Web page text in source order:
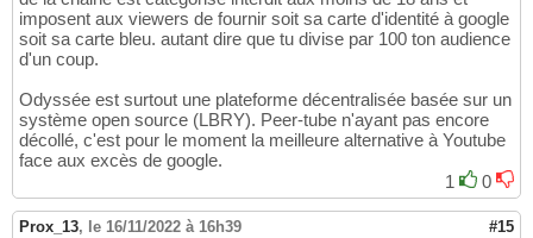
imposent aux viewers de fournir soit sa carte d'identité à google
soit sa carte bleu. autant dire que tu divise par 100 ton audience
d'un coup.
Odyssée est surtout une plateforme décentralisée basée sur un
système open source (LBRY). Peer-tube n'ayant pas encore
décollé, c'est pour le moment la meilleure alternative à Youtube
face aux excès de google.
1
0
Prox_13, le 16/11/2022 à 16h39 #15